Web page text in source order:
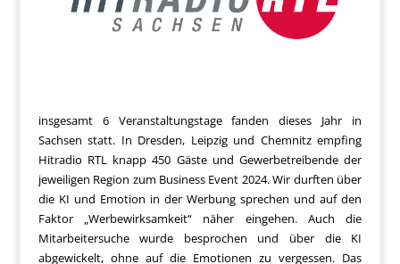
insgesamt 6 Veranstaltungstage fanden dieses Jahr in
Sachsen statt. In Dresden, Leipzig und Chemnitz empfing
Hitradio RTL knapp 450 Gäste und Gewerbetreibende der
jeweiligen Region zum Business Event 2024. Wir durften über
die KI und Emotion in der Werbung sprechen und auf den
Faktor „Werbewirksamkeit“ näher eingehen. Auch die
Mitarbeitersuche wurde besprochen und über die KI
abgewickelt, ohne auf die Emotionen zu vergessen. Das